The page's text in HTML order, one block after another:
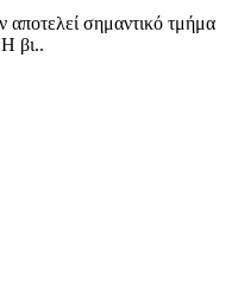
σημαντικό τμήμα
βι..